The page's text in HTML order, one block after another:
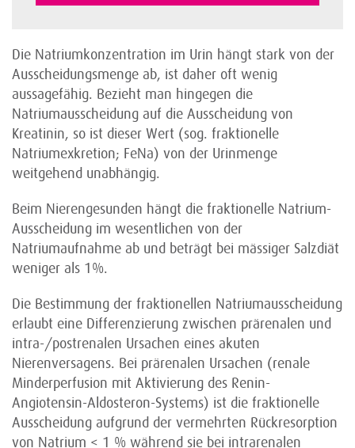
Die Natriumkonzentration im Urin hängt stark von der
Ausscheidungsmenge ab, ist daher oft wenig
aussagefähig. Bezieht man hingegen die
Natriumausscheidung auf die Ausscheidung von
Kreatinin, so ist dieser Wert (sog. fraktionelle
Natriumexkretion; FeNa) von der Urinmenge
weitgehend unabhängig.
Beim Nierengesunden hängt die fraktionelle Natrium-
Ausscheidung im wesentlichen von der
Natriumaufnahme ab und beträgt bei mässiger Salzdiät
weniger als 1%.
Die Bestimmung der fraktionellen Natriumausscheidung
erlaubt eine Differenzierung zwischen prärenalen und
intra-/postrenalen Ursachen eines akuten
Nierenversagens. Bei prärenalen Ursachen (renale
Minderperfusion mit Aktivierung des Renin-
Angiotensin-Aldosteron-Systems) ist die fraktionelle
Ausscheidung aufgrund der vermehrten Rückresorption
von Natrium < 1 % während sie bei intrarenalen